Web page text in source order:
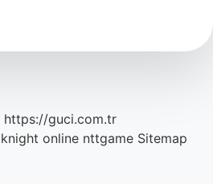
https://guci.com.tr
knight online nttgame Sitemap